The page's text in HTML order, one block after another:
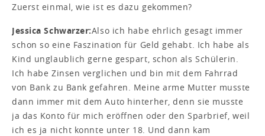
Zuerst einmal, wie ist es dazu gekommen?
Jessica Schwarzer:Also ich habe ehrlich gesagt immer
schon so eine Faszination für Geld gehabt. Ich habe als
Kind unglaublich gerne gespart, schon als Schülerin.
Ich habe Zinsen verglichen und bin mit dem Fahrrad
von Bank zu Bank gefahren. Meine arme Mutter musste
dann immer mit dem Auto hinterher, denn sie musste
ja das Konto für mich eröffnen oder den Sparbrief, weil
ich es ja nicht konnte unter 18. Und dann kam